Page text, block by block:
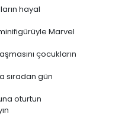
hayal
minifigürüyle Marvel
çocukların
sıradan gün
oturtun